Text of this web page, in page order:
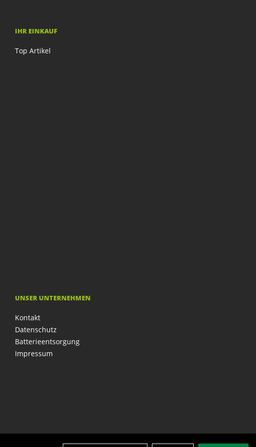
IHR EINKAUF
Top Artikel
UNSER UNTERNEHMEN
Kontakt
Datenschutz
Batterieentsorgung
Impressum